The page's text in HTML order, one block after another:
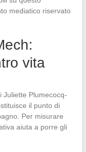
mediatico riservato
vita
Juliette Plumecocq-
il punto di
Per misurare
aiuta a porre gli